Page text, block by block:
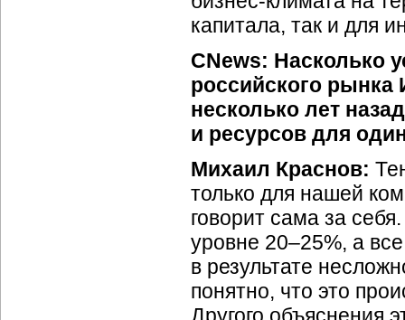
капитала, так и для
CNews: Насколько
российского рынка
несколько лет
и ресурсов для
Михаил Краснов:
только для нашей
говорит сама за
уровне 20–25%, а
в результате
понятно, что это